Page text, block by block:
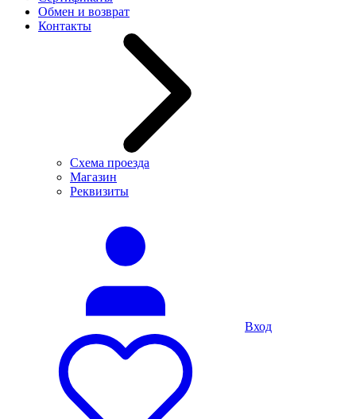
Обмен и возврат
Контакты
Схема проезда
Магазин
Реквизиты
Вход